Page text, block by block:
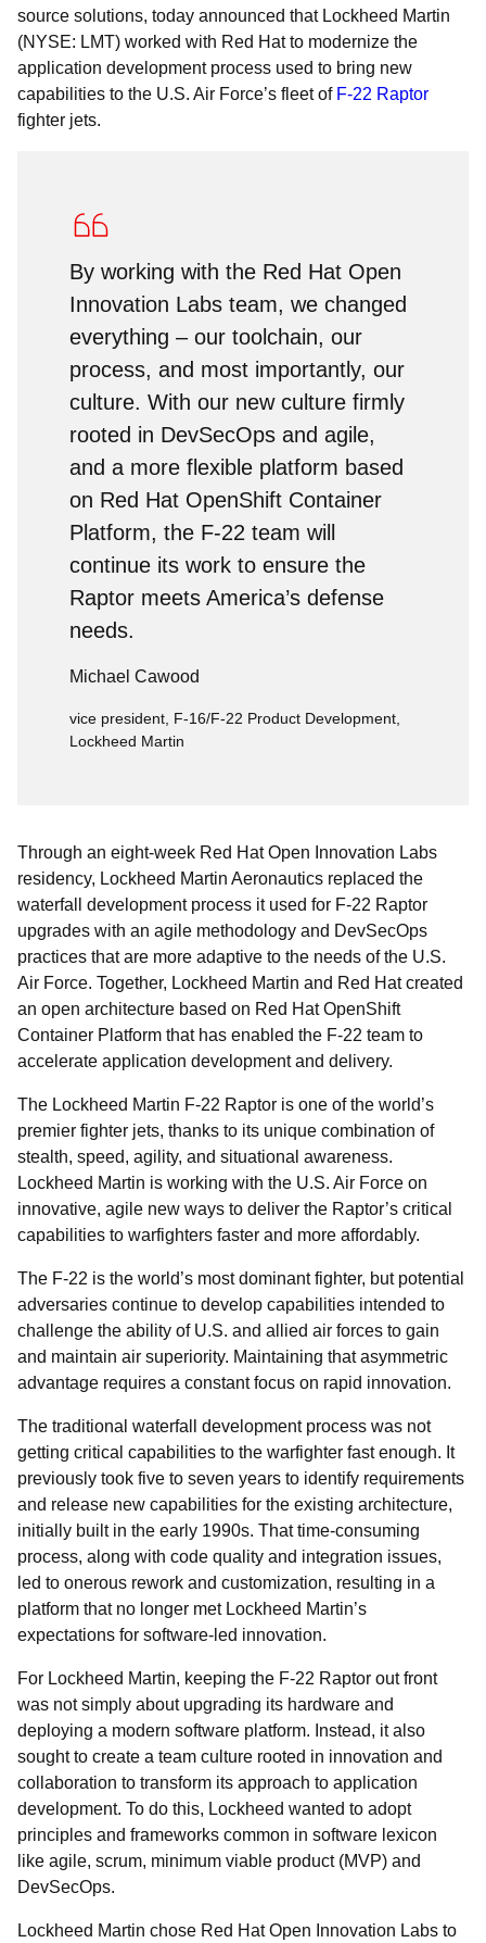
source solutions, today announced that Lockheed Martin
(NYSE: LMT) worked with Red Hat to modernize the
application development process used to bring new
capabilities to the U.S. Air Force’s fleet of F-22 Raptor
fighter jets.
By working with the Red Hat Open
Innovation Labs team, we changed
everything ‒ our toolchain, our
process, and most importantly, our
culture. With our new culture firmly
rooted in DevSecOps and agile,
and a more flexible platform based
on Red Hat OpenShift Container
Platform, the F-22 team will
continue its work to ensure the
Raptor meets America’s defense
needs.
Michael Cawood
vice president, F-16/F-22 Product Development,
Lockheed Martin
Through an eight-week Red Hat Open Innovation Labs
residency, Lockheed Martin Aeronautics replaced the
waterfall development process it used for F-22 Raptor
upgrades with an agile methodology and DevSecOps
practices that are more adaptive to the needs of the U.S.
Air Force. Together, Lockheed Martin and Red Hat created
an open architecture based on Red Hat OpenShift
Container Platform that has enabled the F-22 team to
accelerate application development and delivery.
The Lockheed Martin F-22 Raptor is one of the world’s
premier fighter jets, thanks to its unique combination of
stealth, speed, agility, and situational awareness.
Lockheed Martin is working with the U.S. Air Force on
innovative, agile new ways to deliver the Raptor’s critical
capabilities to warfighters faster and more affordably.
The F-22 is the world’s most dominant fighter, but potential
adversaries continue to develop capabilities intended to
challenge the ability of U.S. and allied air forces to gain
and maintain air superiority. Maintaining that asymmetric
advantage requires a constant focus on rapid innovation.
The traditional waterfall development process was not
getting critical capabilities to the warfighter fast enough. It
previously took five to seven years to identify requirements
and release new capabilities for the existing architecture,
initially built in the early 1990s. That time-consuming
process, along with code quality and integration issues,
led to onerous rework and customization, resulting in a
platform that no longer met Lockheed Martin’s
expectations for software-led innovation.
For Lockheed Martin, keeping the F-22 Raptor out front
was not simply about upgrading its hardware and
deploying a modern software platform. Instead, it also
sought to create a team culture rooted in innovation and
collaboration to transform its approach to application
development. To do this, Lockheed wanted to adopt
principles and frameworks common in software lexicon
like agile, scrum, minimum viable product (MVP) and
DevSecOps.
Lockheed Martin chose Red Hat Open Innovation Labs to